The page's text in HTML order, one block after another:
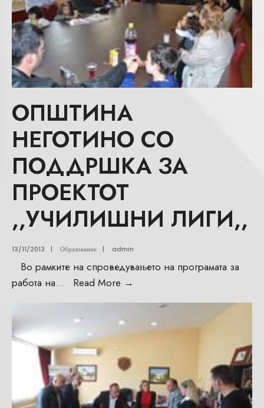
ОПШТИНА
НЕГОТИНО СО
ПОДДРШКА ЗА
ПРОЕКТОТ
,,УЧИЛИШНИ ЛИГИ,,
13/11/2013 | Образование | admin
Во рамките на спроведувањето на програмата за
работа на... Read More →